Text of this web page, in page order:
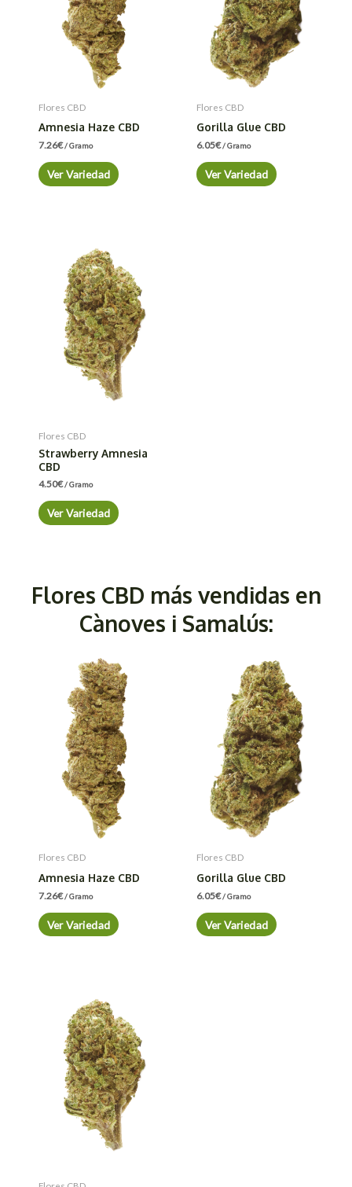
Flores CBD
Amnesia Haze CBD
7.26€/ Gramo
Ver Variedad
Flores CBD
Gorilla Glue CBD
6.05€/ Gramo
Ver Variedad
Flores CBD
Strawberry Amnesia
CBD
4.50€/ Gramo
Ver Variedad
Flores CBD más vendidas en
Cànoves i Samalús:
Flores CBD
Amnesia Haze CBD
7.26€/ Gramo
Ver Variedad
Flores CBD
Gorilla Glue CBD
6.05€/ Gramo
Ver Variedad